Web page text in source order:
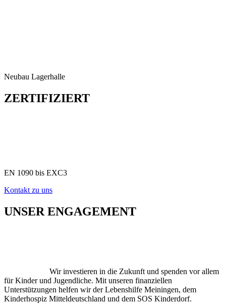
Neubau Lagerhalle
ZERTIFIZIERT
EN 1090 bis EXC3
Kontakt zu uns
UNSER ENGAGEMENT
Wir investieren in die Zukunft und spenden vor allem
für Kinder und Jugendliche. Mit unseren finanziellen
Unterstützungen helfen wir der Lebenshilfe Meiningen, dem
Kinderhospiz Mitteldeutschland und dem SOS Kinderdorf.